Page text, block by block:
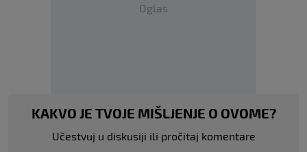
Oglas
KAKVO JE TVOJE MIŠLJENJE O OVOME?
Učestvuj u diskusiji ili pročitaj komentare